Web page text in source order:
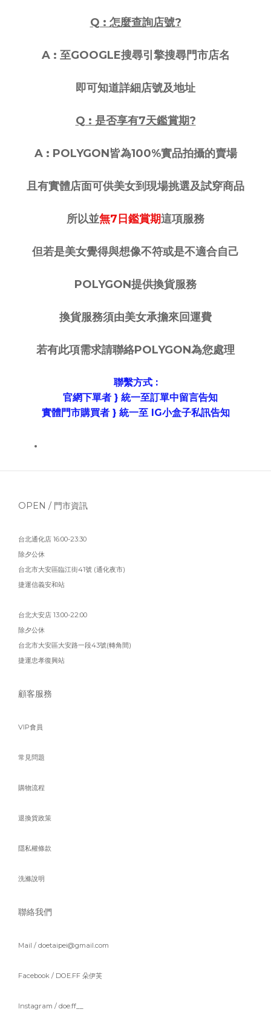
Q : 怎麼查詢店號?
A : 至GOOGLE搜尋引擎搜尋門市店名
即可知道詳細店號及地址
Q : 是否享有7天鑑賞期?
A : POLYGON皆為100%實品拍攝的賣場
且有實體店面可供美女到現場挑選及試穿商品
所以並無7日鑑賞期這項服務
但若是美女覺得與想像不符或是不適合自己
POLYGON提供換貨服務
換貨服務須由美女承擔來回運費
若有此項需求請聯絡POLYGON為您處理
聯繫方式 :
官網下單者 } 統一至訂單中留言告知
實體門市購買者 } 統一至 IG小盒子私訊告知
OPEN / 門市資訊
台北通化店 16:00-23:30
除夕公休
台北市大安區臨江街41號 (通化夜市)
捷運信義安和站
台北大安店 13:00-22:00
除夕公休
台北市大安區大安路一段43號(轉角間)
捷運忠孝復興站
顧客服務
VIP會員
常見問題
購物流程
退換貨政策
隱私權條款
洗滌說明
聯絡我們
Mail / doetaipei@gmail.com
Facebook / DOE.FF 朵伊芙
Instagram / doe.ff__